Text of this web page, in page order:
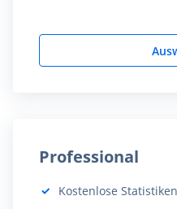
Professional
Beinhaltet:
Kostenlose Statistiken